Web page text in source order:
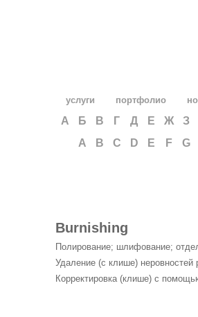
услуги портфолио
А Б В Г Д Е Ж З
A
B C D E F G
Burnishing
Полирование; шлифование;
Удаление (с клише) неровностей
Корректировка (клише) с